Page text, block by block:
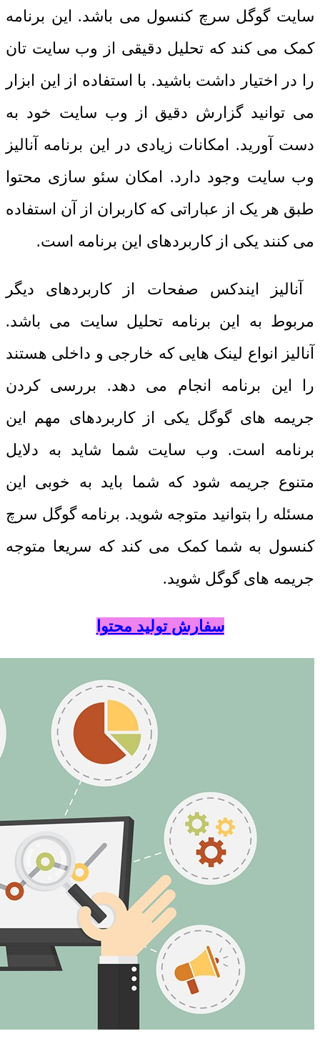
سایت گوگل سرچ کنسول می باشد. این برنامه
کمک می کند که تحلیل دقیقی از وب سایت تان
را در اختیار داشت باشید. با استفاده از این ابزار
می توانید گزارش دقیق از وب سایت خود به
دست آورید. امکانات زیادی در این برنامه آنالیز
وب سایت وجود دارد. امکان سئو سازی محتوا
طبق هر یک از عباراتی که کاربران از آن استفاده
می کنند یکی از کاربردهای این برنامه است.
آنالیز ایندکس صفحات از کاربردهای دیگر
مربوط به این برنامه تحلیل سایت می باشد.
آنالیز انواع لینک هایی که خارجی و داخلی هستند
را این برنامه انجام می دهد. بررسی کردن
جریمه های گوگل یکی از کاربردهای مهم این
برنامه است. وب سایت شما شاید به دلایل
متنوع جریمه شود که شما باید به خوبی این
مسئله را بتوانید متوجه شوید. برنامه گوگل سرچ
کنسول به شما کمک می کند که سریعا متوجه
جریمه های گوگل شوید.
سفارش تولید محتوا